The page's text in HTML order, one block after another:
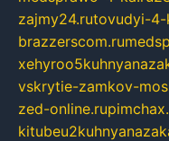
zajmy24.rutovudyi-4-
brazzerscom.ru
vskrytie-zamkov-
zed-online.ru